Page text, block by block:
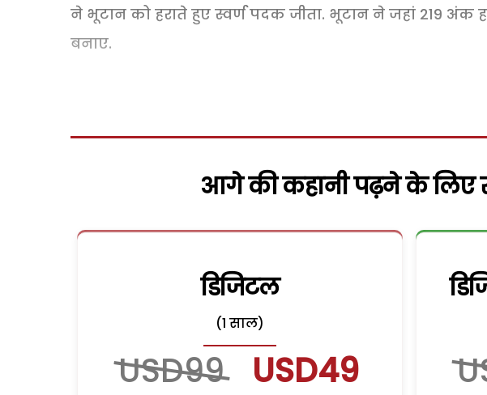
ने भूटान को हराते हुए स्वर्ण पदक जीता. भूटान ने जहां 219 अंक
बनाए.
आगे की कहानी पढ़ने के लिए
डिजिटल
(1 साल)
USD99 USD49